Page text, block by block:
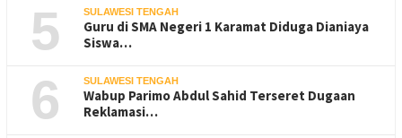
5 SULAWESI TENGAH
Guru di SMA Negeri 1 Karamat Diduga Dianiaya
Siswa…
6 SULAWESI TENGAH
Wabup Parimo Abdul Sahid Terseret Dugaan
Reklamasi…